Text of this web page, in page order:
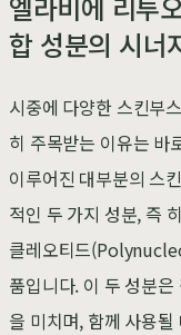
합 성분의 시너
시중에 다양한 스킨부
히 주목받는 이유는 바
이루어진 대부분의 스
적인 두 가지 성분, 즉
클레오티드
품입니다. 이 두 성분
을 미치며, 함께 사용